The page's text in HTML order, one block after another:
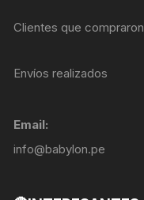
Clientes que compraron
Envíos realizados
Email:
info@babylon.pe